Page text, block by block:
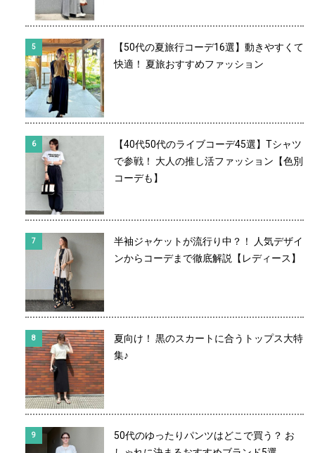
【50代の夏旅行コーデ16選】動きやすくて
快適！ 夏旅おすすめファッション
【40代50代のライブコーデ45選】Tシャツ
で参戦！ 大人の推し活ファッション【色別
コーデも】
半袖ジャケットが流行り中？！ 人気デザイ
ンからコーデまで徹底解説【レディース】
夏向け！ 黒のスカートに合うトップス大特
集♪
50代のゆったりパンツはどこで買う？ お